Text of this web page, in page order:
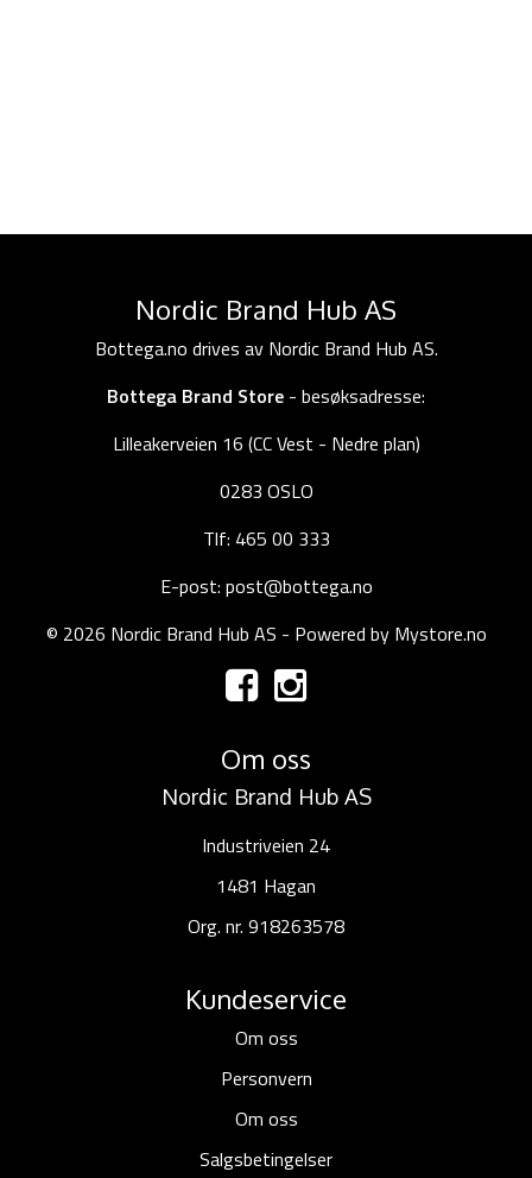
Nordic Brand Hub AS
Bottega.no drives av Nordic Brand Hub AS.
Bottega Brand Store - besøksadresse:
Lilleakerveien 16 (CC Vest - Nedre plan)
0283 OSLO
Tlf: 465 00 333
E-post: post@bottega.no
© 2026 Nordic Brand Hub AS - Powered by Mystore.no
Om oss
Nordic Brand Hub AS
Industriveien 24
1481 Hagan
Org. nr. 918263578
Kundeservice
Om oss
Personvern
Om oss
Salgsbetingelser